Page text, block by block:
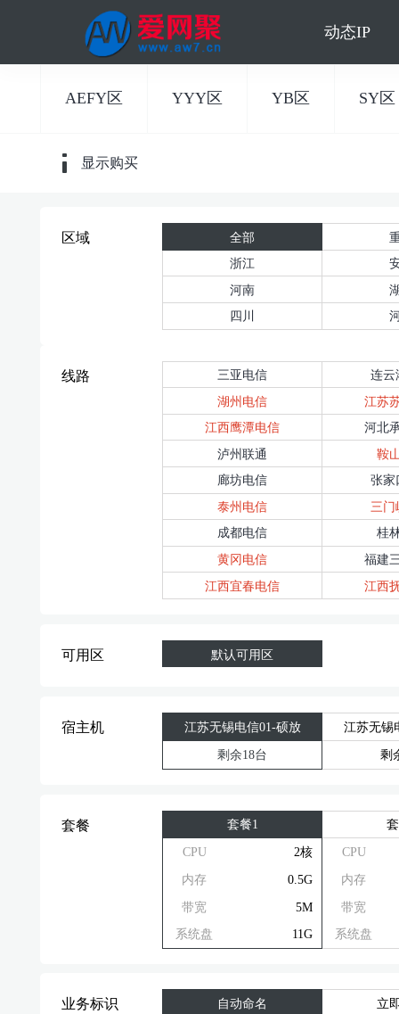
动态IP
AEFY区 YYY区 YB区 SY区
显示购买
区域 全部
浙江
河南
四川
线路 三亚电信
连云
湖州电信
江苏
江西鹰潭电信
河北
泸州联通
鞍
廊坊电信
张家
泰州电信
三门
成都电信
桂
黄冈电信
福建
江西宜春电信
江西
可用区 默认可用区
宿主机
江苏无锡电信01-硕放
剩余18台
江苏无锡
剩
套餐
套餐1
CPU
2核
内存
0.5G
带宽
5M
系统盘
11G
CPU
内存
带宽
系统盘
业务标识 自动命名 立